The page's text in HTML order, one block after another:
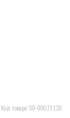
Код товара:00-00025120